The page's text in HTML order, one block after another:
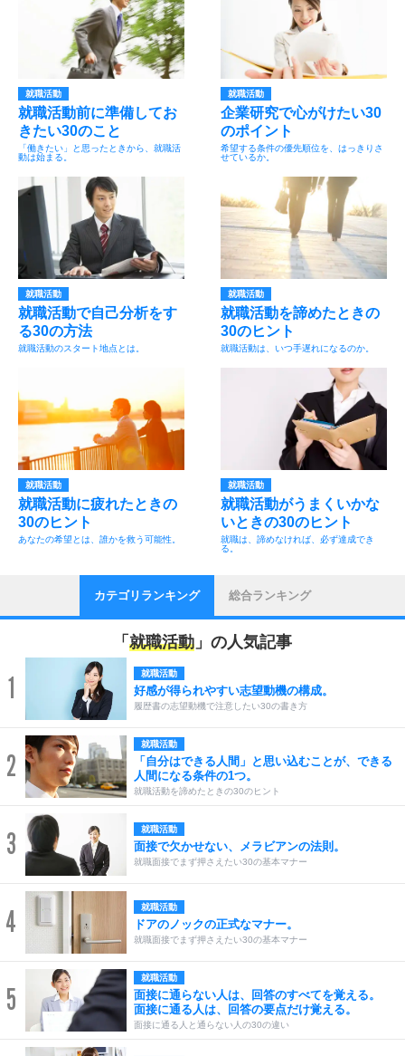
就職活動
就職活動前に準備してお
きたい30のこと
「働きたい」と思ったときから、就職活
動は始まる。
就職活動
企業研究で心がけたい30
のポイント
希望する条件の優先順位を、はっきりさ
せているか。
就職活動
就職活動で自己分析をす
る30の方法
就職活動のスタート地点とは。
就職活動
就職活動を諦めたときの
30のヒント
就職活動は、いつ手遅れになるのか。
就職活動
就職活動に疲れたときの
30のヒント
あなたの希望とは、誰かを救う可能性。
就職活動
就職活動がうまくいかな
いときの30のヒント
就職は、諦めなければ、必ず達成でき
る。
カテゴリランキング 総合ランキング
「 就職活動 」の人気記事
1 就職活動
好感が得られやすい志望動機の構成。
履歴書の志望動機で注意したい30の書き方
2
就職活動
「自分はできる人間」と思い込むことが、できる
人間になる条件の1つ。
就職活動を諦めたときの30のヒント
3 就職活動
面接で欠かせない、メラビアンの法則。
就職面接でまず押さえたい30の基本マナー
4 就職活動
ドアのノックの正式なマナー。
就職面接でまず押さえたい30の基本マナー
5
就職活動
面接に通らない人は、回答のすべてを覚える。
面接に通る人は、回答の要点だけ覚える。
面接に通る人と通らない人の30の違い